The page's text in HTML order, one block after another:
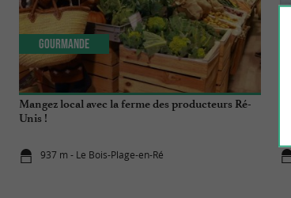
Mangez local avec la ferme des producteurs Ré-
Unis !
937 m - Le Bois-Plage-en-Ré
Gourmande